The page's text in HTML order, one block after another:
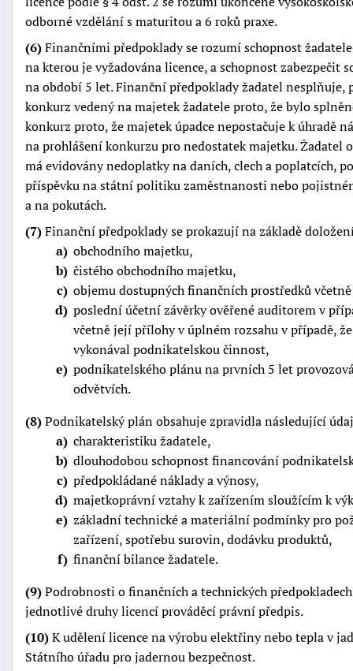
odborné vzdělání s maturitou a 6 roků praxe.
(6)Finančními předpoklady se rozumí schopnost
na kterou je vyžadována licence, a schopnost zabezpečit
na období 5 let. Finanční předpoklady žadatel
konkurz vedený na majetek žadatele proto, že bylo
konkurz proto, že majetek úpadce nepostačuje k úhradě
na prohlášení konkurzu pro nedostatek majetku.
má evidovány nedoplatky na daních, clech a poplatcích,
příspěvku na státní politiku zaměstnanosti nebo
a na pokutách.
(7)Finanční předpoklady se prokazují na základě
a obchodního majetku,
b čistého obchodního majetku,
c objemu dostupných finančních prostředků
d poslední účetní závěrky ověřené auditorem v
včetně její přílohy v úplném rozsahu v případě,
vykonával podnikatelskou činnost,
e podnikatelského plánu na prvních 5 let
odvětvích.
(8)Podnikatelský plán obsahuje zpravidla následující
a charakteristiku žadatele,
b dlouhodobou schopnost financování
c předpokládané náklady a výnosy,
d majetkoprávní vztahy k zařízením sloužícím k
e základní technické a materiální podmínky pro
zařízení, spotřebu surovin, dodávku produktů,
f finanční bilance žadatele.
(9)Podrobnosti o finančních a technických
jednotlivé druhy licencí prováděcí právní předpis.
(10)K udělení licence na výrobu elektřiny nebo tepla v
Státního úřadu pro jadernou bezpečnost.